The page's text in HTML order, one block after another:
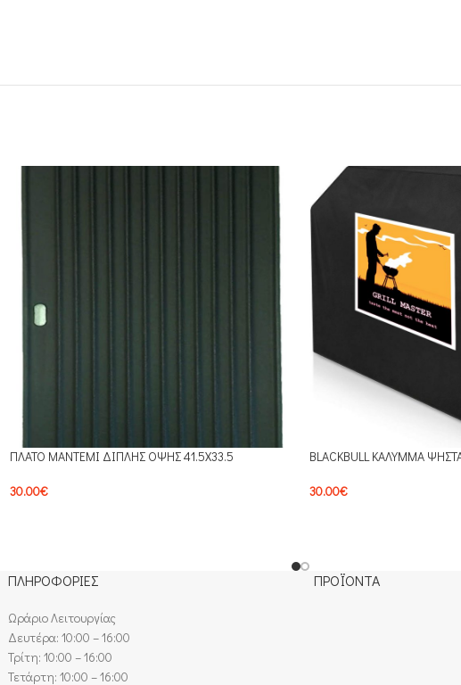
ΠΛΑΤΟ ΜΑΝΤΕΜΙ ΔΙΠΛΗΣ ΟΨΗΣ 41.5X33.5
30.00€
BLACKBULL ΚΑΛΥΜΜΑ
30.00€
ΠΛΗΡΟΦΟΡΙΕΣ
Ωράριο Λειτουργίας
Δευτέρα: 10:00 – 16:00
Τρίτη: 10:00 – 16:00
Τετάρτη: 10:00 – 16:00
ΠΡΟΪΟΝΤΑ